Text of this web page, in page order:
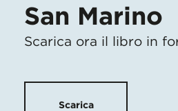
San Marino
Scarica ora il libro in
Scarica